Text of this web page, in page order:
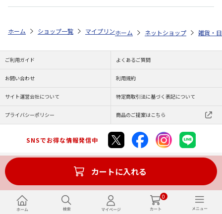
0
カートに入れる
ホーム ショップ一覧 マイプリント ビーンズ迷子札【マンチカン
ホーム ネットショップ 雑貨・
ご利用ガイド よくあるご質問
お問い合わせ 利用規約
サイト運営会社について 特定商取引法に基づく表記について
プライバシーポリシー 商品のご提案はこちら
SNSでお得な情報発信中